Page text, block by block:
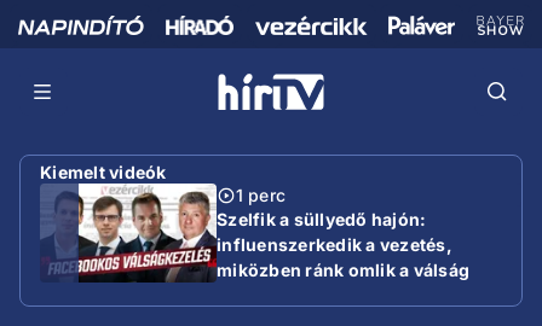
Kiemelt videók
1 perc
Szelfik a süllyedő hajón:
influenszerkedik a vezetés,
miközben ránk omlik a válság